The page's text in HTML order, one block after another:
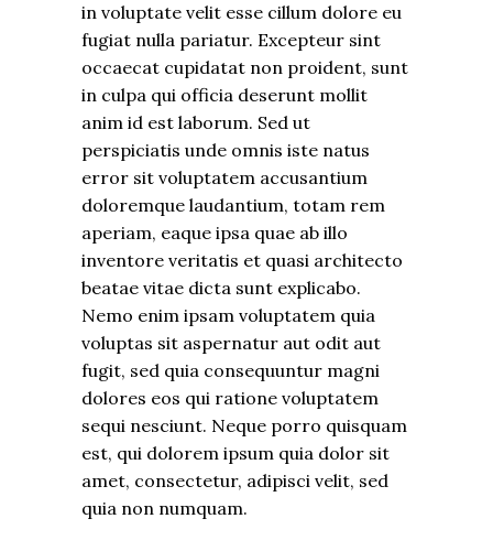
in voluptate velit esse cillum dolore eu
fugiat nulla pariatur. Excepteur sint
occaecat cupidatat non proident, sunt
in culpa qui officia deserunt mollit
anim id est laborum. Sed ut
perspiciatis unde omnis iste natus
error sit voluptatem accusantium
doloremque laudantium, totam rem
aperiam, eaque ipsa quae ab illo
inventore veritatis et quasi architecto
beatae vitae dicta sunt explicabo.
Nemo enim ipsam voluptatem quia
voluptas sit aspernatur aut odit aut
fugit, sed quia consequuntur magni
dolores eos qui ratione voluptatem
sequi nesciunt. Neque porro quisquam
est, qui dolorem ipsum quia dolor sit
amet, consectetur, adipisci velit, sed
quia non numquam.